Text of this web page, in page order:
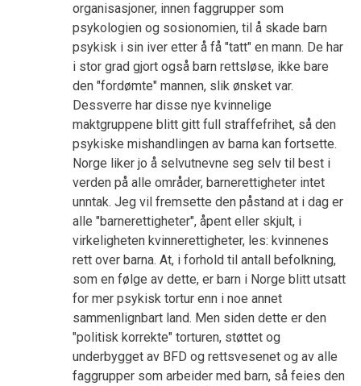
organisasjoner, innen faggrupper som
psykologien og sosionomien, til å skade barn
psykisk i sin iver etter å få "tatt" en mann. De har
i stor grad gjort også barn rettsløse, ikke bare
den "fordømte" mannen, slik ønsket var.
Dessverre har disse nye kvinnelige
maktgruppene blitt gitt full straffefrihet, så den
psykiske mishandlingen av barna kan fortsette.
Norge liker jo å selvutnevne seg selv til best i
verden på alle områder, barnerettigheter intet
unntak. Jeg vil fremsette den påstand at i dag er
alle "barnerettigheter", åpent eller skjult, i
virkeligheten kvinnerettigheter, les: kvinnenes
rett over barna. At, i forhold til antall befolkning,
som en følge av dette, er barn i Norge blitt utsatt
for mer psykisk tortur enn i noe annet
sammenlignbart land. Men siden dette er den
"politisk korrekte" torturen, støttet og
underbygget av BFD og rettsvesenet og av alle
faggrupper som arbeider med barn, så feies den